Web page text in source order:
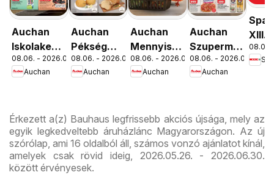
Auchan
Iskolakezdés
ajánlatok
08.06. - 2026.08.19.
Auchan
Auchan
Pékség
ajánlataink
08.06. - 2026.08.12.
Auchan
Auchan
Mennyiségi
kedvezmény
ajánlataink
08.06. - 2026.08.19.
Auchan
Auchan
Szupermarket
akciós
újság
08.06. - 2026.08.12.
Auchan
Spar
XIII.
út
08.06.
Érkezett a(z) Bauhaus legfrissebb akciós újsága, mely az
egyik legkedveltebb áruházlánc Magyarországon. Az új
szórólap, ami 16 oldalból áll, számos vonzó ajánlatot kínál,
amelyek csak rövid ideig, 2026.05.26. - 2026.06.30.
között érvényesek.